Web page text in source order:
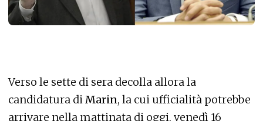
Verso le sette di sera decolla allora la
candidatura diMarin, la cui ufficialità potrebbe
arrivare nella mattinata di oggi, venedì 16